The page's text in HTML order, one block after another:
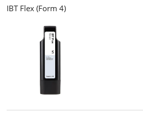
IBT Flex (Form 4)